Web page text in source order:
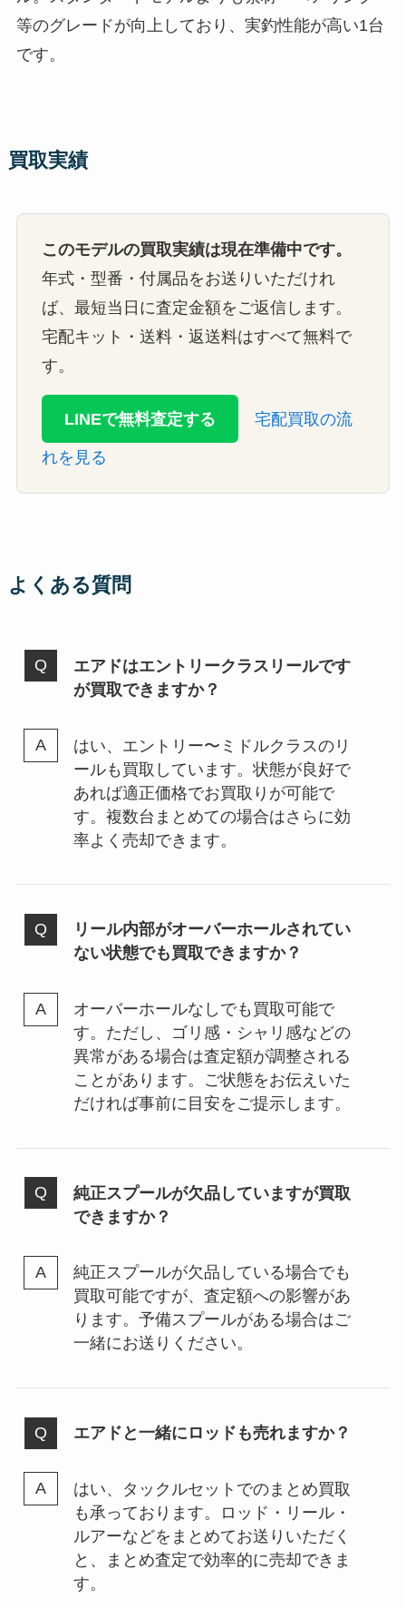
等のグレードが向上しており、実釣性能が高い1台
です。
買取実績
このモデルの買取実績は現在準備中です。
年式・型番・付属品をお送りいただけれ
ば、最短当日に査定金額をご返信します。
宅配キット・送料・返送料はすべて無料で
す。
LINEで無料査定する 宅配買取の流
れを見る
よくある質問
エアドはエントリークラスリールです
が買取できますか？
はい、エントリー〜ミドルクラスのリ
ールも買取しています。状態が良好で
あれば適正価格でお買取りが可能で
す。複数台まとめての場合はさらに効
率よく売却できます。
リール内部がオーバーホールされてい
ない状態でも買取できますか？
オーバーホールなしでも買取可能で
す。ただし、ゴリ感・シャリ感などの
異常がある場合は査定額が調整される
ことがあります。ご状態をお伝えいた
だければ事前に目安をご提示します。
純正スプールが欠品していますが買取
できますか？
純正スプールが欠品している場合でも
買取可能ですが、査定額への影響があ
ります。予備スプールがある場合はご
一緒にお送りください。
エアドと一緒にロッドも売れますか？
はい、タックルセットでのまとめ買取
も承っております。ロッド・リール・
ルアーなどをまとめてお送りいただく
と、まとめ査定で効率的に売却できま
す。